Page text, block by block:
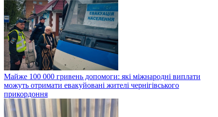
Майже 100 000 гривень допомоги: які міжнародні виплати
можуть отримати евакуйовані жителі чернігівського
прикордоння